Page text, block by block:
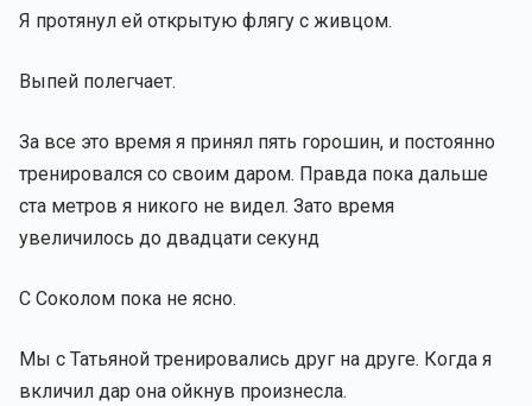
Я протянул ей открытую флягу с живцом.
Выпей полегчает.
За все это время я принял пять горошин, и постоянно
тренировался со своим даром. Правда пока дальше
ста метров я никого не видел. Зато время
увеличилось до двадцати секунд
С Соколом пока не ясно.
Мы с Татьяной тренировались друг на друге. Когда я
вкличил дар она ойкнув произнесла.